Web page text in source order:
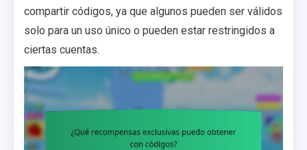
compartir códigos, ya que algunos pueden ser válidos
solo para un uso único o pueden estar restringidos a
ciertas cuentas.